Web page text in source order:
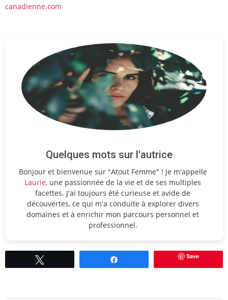
canadienne.com
Quelques mots sur l'autrice
Bonjour et bienvenue sur "Atout Femme" ! Je m'appelle
Laurie, une passionnée de la vie et de ses multiples
facettes. J'ai toujours été curieuse et avide de
découvertes, ce qui m'a conduite à explorer divers
domaines et à enrichir mon parcours personnel et
professionnel.
Save